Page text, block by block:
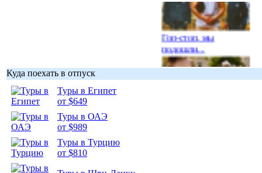
Гоп-стоп, мы
подошли...
Куда поехать в отпуск
Туры в Египет
от $649
Туры в ОАЭ
от $989
Туры в Турцию
от $810